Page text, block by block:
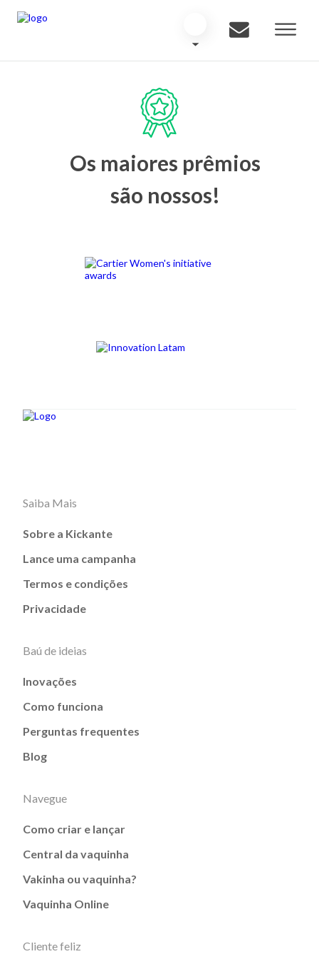
Os maiores prêmios
são nossos!
Saiba Mais
Sobre a Kickante
Lance uma campanha
Termos e condições
Privacidade
Baú de ideias
Inovações
Como funciona
Perguntas frequentes
Blog
Navegue
Como criar e lançar
Central da vaquinha
Vakinha ou vaquinha?
Vaquinha Online
Cliente feliz